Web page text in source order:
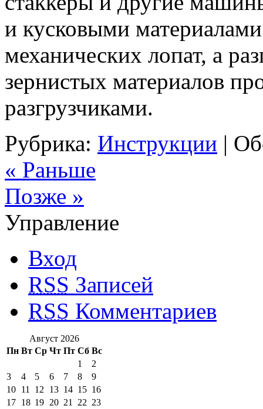
и кусковыми
механических лопат, а
зернистых материалов
разгрузчиками.
Рубрика: Инструкции |
« Раньше
Позже »
Управление
Вход
RSS Записей
RSS Комментариев
Август 2026
Пн Вт Ср Чт Пт Сб Вс
1
2
3
4 5 6 7 8
9
10 11 12 13 14 15 16
17 18 19 20 21 22 23